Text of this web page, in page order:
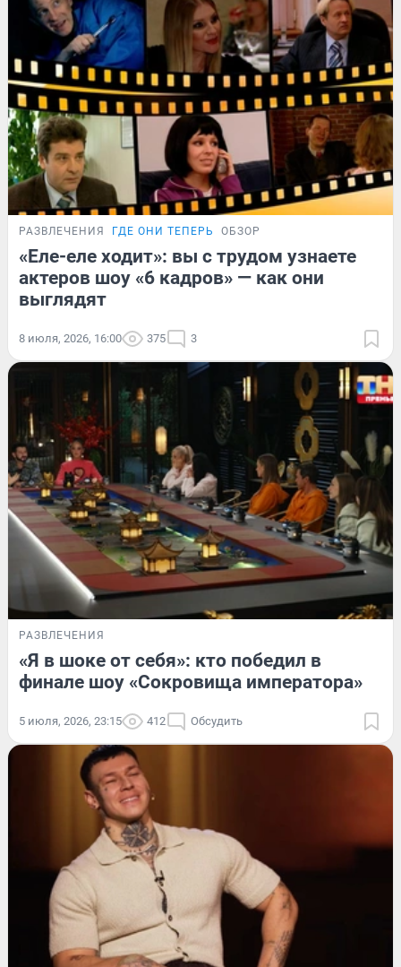
РАЗВЛЕЧЕНИЯ ГДЕ ОНИ ТЕПЕРЬ ОБЗОР
«Еле-еле ходит»: вы с трудом узнаете
актеров шоу «6 кадров» — как они
выглядят
8 июля, 2026, 16:00 375 3
РАЗВЛЕЧЕНИЯ
«Я в шоке от себя»: кто победил в
финале шоу «Сокровища императора»
5 июля, 2026, 23:15 412 Обсудить